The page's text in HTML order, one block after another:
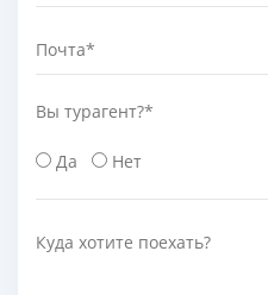
Почта*
Вы турагент?*
Да Нет
Куда хотите поехать?